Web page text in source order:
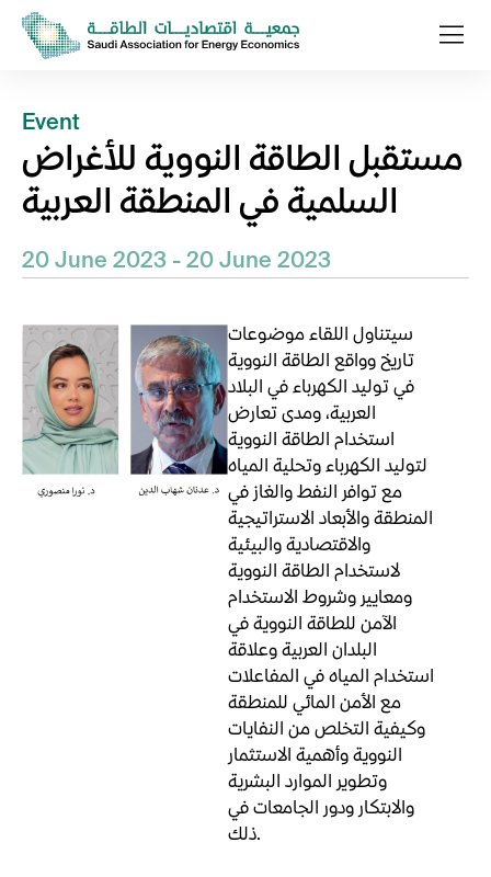
Event
مستقبل الطاقة النووية للأغراض
السلمية في المنطقة العربية
20 June 2023 - 20 June 2023
سيتناول اللقاء موضوعات
تاريخ وواقع الطاقة النووية
في توليد الكهرباء في البلاد
العربية، ومدى تعارض
استخدام الطاقة النووية
لتوليد الكهرباء وتحلية المياه
مع توافر النفط والغاز في
المنطقة والأبعاد الاستراتيجية
والاقتصادية والبيئية
لاستخدام الطاقة النووية
ومعايير وشروط الاستخدام
الآمن للطاقة النووية في
البلدان العربية وعلاقة
استخدام المياه في المفاعلات
مع الأمن المائي للمنطقة
وكيفية التخلص من النفايات
النووية وأهمية الاستثمار
وتطوير الموارد البشرية
والابتكار ودور الجامعات في
ذلك.